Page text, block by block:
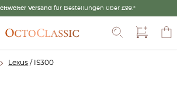
Versand für Bestellungen über £99.*
Lexus / IS300